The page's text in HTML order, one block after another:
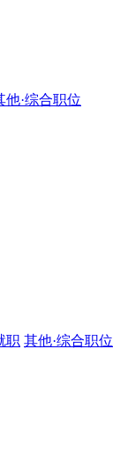
他·综合职位
职 其他·综合职位